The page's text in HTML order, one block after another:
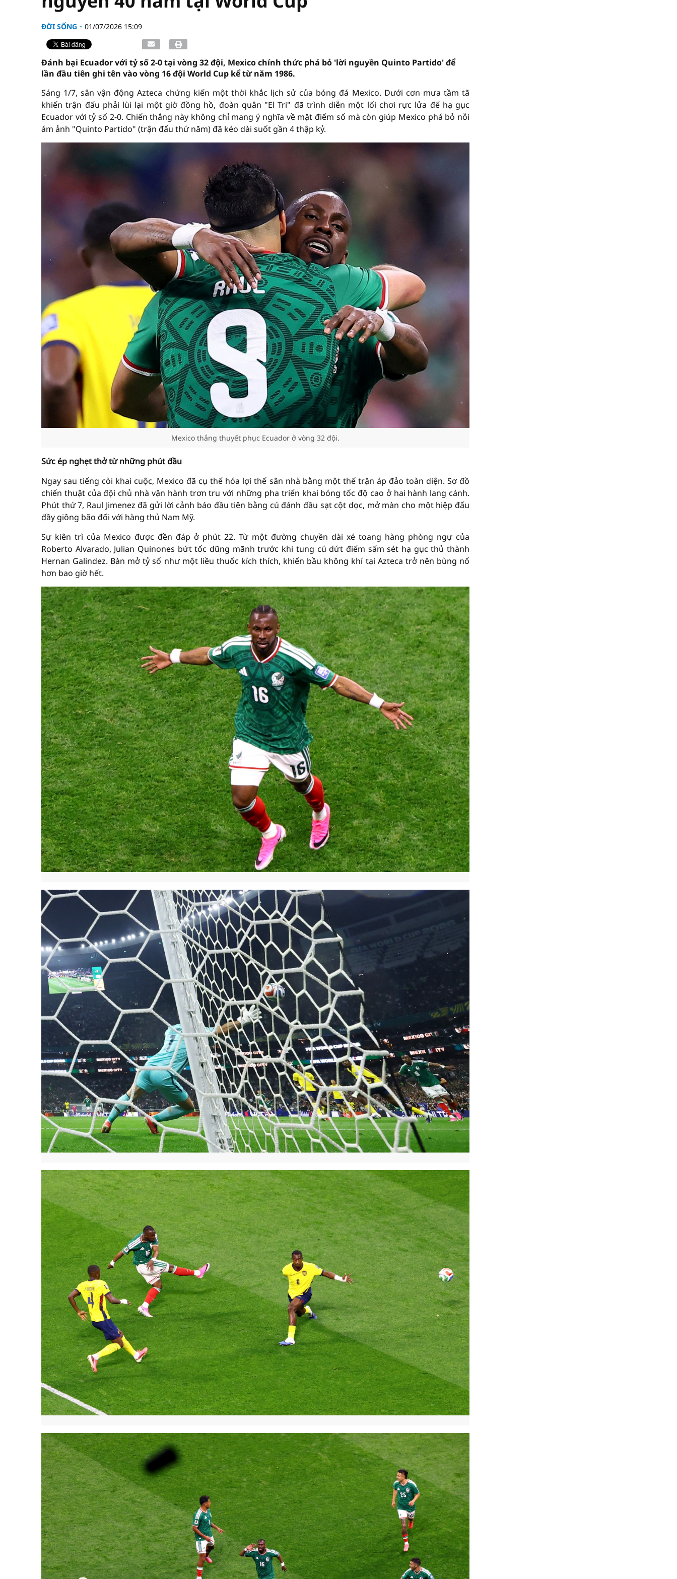
ĐỜI SỐNG 01/07/2026 15:09
Đánh bại Ecuador với tỷ số 2-0 tại vòng 32 đội, Mexico chính thức phá bỏ 'lời nguyền Quinto Partido' để
lần đầu tiên ghi tên vào vòng 16 đội World Cup kể từ năm 1986.
Sáng 1/7, sân vận động Azteca chứng kiến một thời khắc lịch sử của bóng đá Mexico. Dưới cơn mưa tầm tã
khiến trận đấu phải lùi lại một giờ đồng hồ, đoàn quân "El Tri" đã trình diễn một lối chơi rực lửa để hạ gục
Ecuador với tỷ số 2-0. Chiến thắng này không chỉ mang ý nghĩa về mặt điểm số mà còn giúp Mexico phá bỏ nỗi
ám ảnh "Quinto Partido" (trận đấu thứ năm) đã kéo dài suốt gần 4 thập kỷ.
Mexico thắng thuyết phục Ecuador ở vòng 32 đội.
Sức ép nghẹt thở từ những phút đầu
Ngay sau tiếng còi khai cuộc, Mexico đã cụ thể hóa lợi thế sân nhà bằng một thế trận áp đảo toàn diện. Sơ đồ
chiến thuật của đội chủ nhà vận hành trơn tru với những pha triển khai bóng tốc độ cao ở hai hành lang cánh.
Phút thứ 7, Raul Jimenez đã gửi lời cảnh báo đầu tiên bằng cú đánh đầu sạt cột dọc, mở màn cho một hiệp đấu
đầy giông bão đối với hàng thủ Nam Mỹ.
Sự kiên trì của Mexico được đền đáp ở phút 22. Từ một đường chuyền dài xé toang hàng phòng ngự của
Roberto Alvarado, Julian Quinones bứt tốc dũng mãnh trước khi tung cú dứt điểm sấm sét hạ gục thủ thành
Hernan Galindez. Bàn mở tỷ số như một liều thuốc kích thích, khiến bầu không khí tại Azteca trở nên bùng nổ
hơn bao giờ hết.